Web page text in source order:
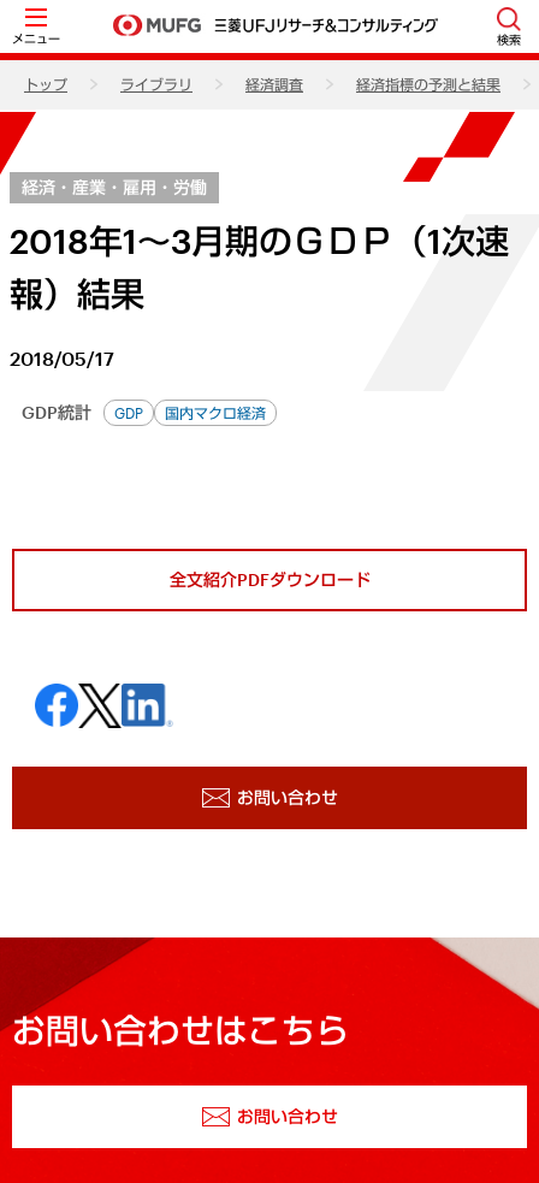
メニュー 検索
トップ ライブラリ 経済調査 経済指標の予測と結果
経済・産業・雇用・労働
2018年1～3月期のＧＤＰ（1次速
報）結果
2018/05/17
GDP統計 GDP 国内マクロ経済
全文紹介PDFダウンロード
お問い合わせ
お問い合わせはこちら
お問い合わせ